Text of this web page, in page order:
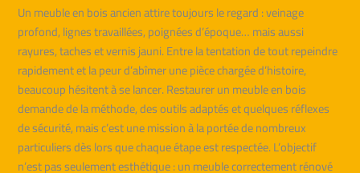
Un meuble en bois ancien attire toujours le regard : veinage
profond, lignes travaillées, poignées d’époque… mais aussi
rayures, taches et vernis jauni. Entre la tentation de tout repeindre
rapidement et la peur d’abîmer une pièce chargée d’histoire,
beaucoup hésitent à se lancer. Restaurer un meuble en bois
demande de la méthode, des outils adaptés et quelques réflexes
de sécurité, mais c’est une mission à la portée de nombreux
particuliers dès lors que chaque étape est respectée. L’objectif
n’est pas seulement esthétique : un meuble correctement rénové